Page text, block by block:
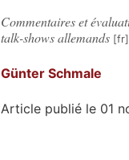
Commentaires et
talk-shows allemands
Günter Schmale
Article publié le 01